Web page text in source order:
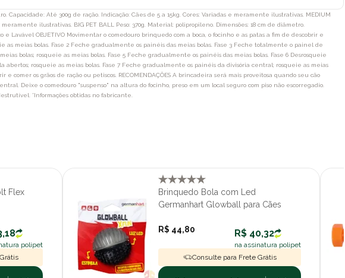
Capacidade: Até 300g de ração. Indicação: Cães de 5 a 15kg. Cores: Variadas e meramente ilustrativas. MEDIUM
ilustrativas. BIG PET BALL Peso: 370g. Material: polipropileno. Dimensões: 18 cm de diâmetro.
Lavável OBJETIVO Movimentar o comedouro brinquedo com a boca, o focinho e as patas a fim de descobrir e
as meias bolas. Fase 2 Feche gradualmente os painéis das meias bolas. Fase 3 Feche totalmente o painel de
bolas; rosqueie as meias bolas. Fase 5 Feche gradualmente os painéis das meias bolas. Fase 6 Desrosqueie
rosqueie as meias bolas. Fase 7 Feche gradualmente os painéis da divisória central; rosqueie as meias
os grãos de ração ou petiscos. RECOMENDAÇÕES A brincadeira será mais proveitosa quando seu cão
Deixe o comedouro "suspenso" na altura do focinho, preso em um local seguro com piso não escorregadio.
*Informações obtidas no fabricante.
Flex
polipet
Brinquedo Bola com Led
Germanhart Glowball para Cães
R$ 44,80 R$ 40,32
na assinatura polipet
Consulte para Frete Grátis